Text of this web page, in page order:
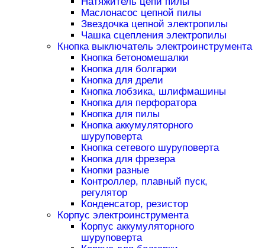
Маслонасос цепной пилы
Звездочка цепной электропилы
Чашка сцепления электропилы
Кнопка выключатель электроинструмента
Кнопка бетономешалки
Кнопка для болгарки
Кнопка для дрели
Кнопка лобзика, шлифмашины
Кнопка для перфоратора
Кнопка для пилы
Кнопка аккумуляторного
шуруповерта
Кнопка сетевого шуруповерта
Кнопка для фрезера
Кнопки разные
Контроллер, плавный пуск,
регулятор
Конденсатор, резистор
Корпус электроинструмента
Корпус аккумуляторного
шуруповерта